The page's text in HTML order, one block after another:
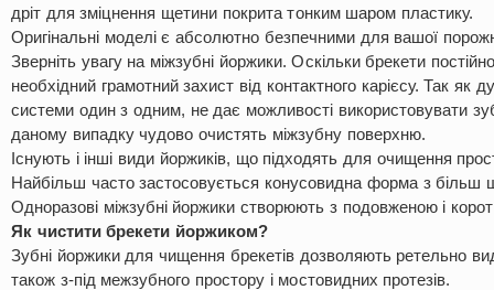
дріт для зміцнення щетини покрита тонким шаром пластику.
Оригінальні моделі є абсолютно безпечними для вашої
Зверніть увагу на міжзубні йоржики. Оскільки брекети
необхідний грамотний захист від контактного карієсу. Так як
системи один з одним, не дає можливості використовувати
даному випадку чудово очистять міжзубну поверхню.
Існують і інші види йоржиків, що підходять для очищення
Найбільш часто застосовується конусовидна форма з більш
Одноразові міжзубні йоржики створюють з подовженою і
Як чистити брекети йоржиком?
Зубні йоржики для чищення брекетів дозволяють ретельно
також з-під межзубного простору і мостовидних протезів.